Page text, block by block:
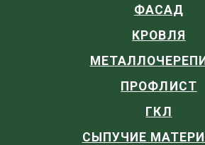
ФАСАД
КРОВЛЯ
ПРОФЛИСТ
ГКЛ
СЫПУЧИЕ